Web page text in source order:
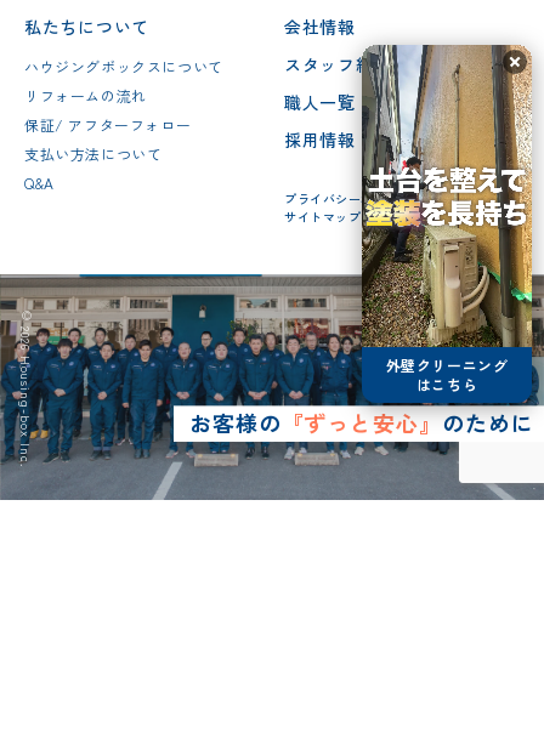
私たちについて
ハウジングボックスについて
リフォームの流れ
保証/ アフターフォロー
支払い方法について
Q&A
会社情報
スタッフ紹介
職人一覧
採用情報
プライバシーポリシー
サイトマップ
お客様の 『ずっと安心』のために
© 2026 Housing-box Inc.
外壁クリーニング
はこちら